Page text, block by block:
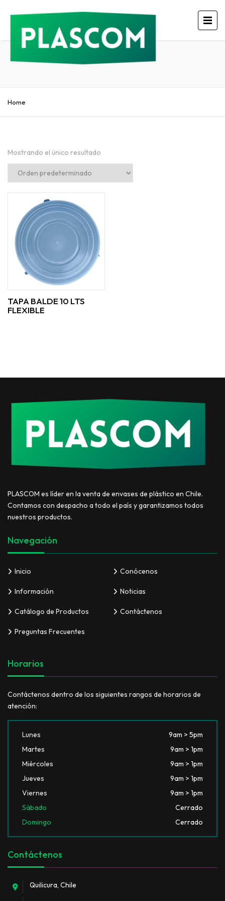
Home
Mostrando el único resultado
TAPA BALDE 10 LTS
FLEXIBLE
PLASCOM es líder en la venta de envases de plástico en Chile.
Contamos con despacho a todo el país y garantizamos todos
nuestros productos.
Navegación
Inicio Conócenos
Información Noticias
Catálogo de Productos Contáctenos
Preguntas Frecuentes
Horarios
Contáctenos dentro de los siguientes rangos de horarios de
atención:
Lunes
9am > 5pm
Martes
9am > 1pm
Miércoles
9am > 1pm
Jueves
9am > 1pm
Viernes
9am > 1pm
Sábado
Cerrado
Domingo
Cerrado
Contáctenos
Quilicura, Chile